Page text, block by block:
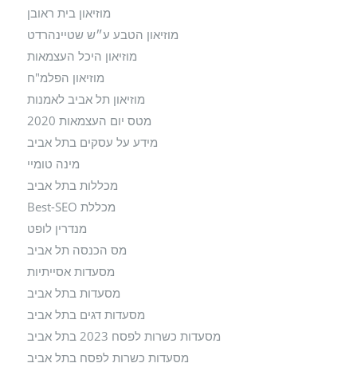
מוזיאון בית ראובן
מוזיאון הטבע ע״ש שטיינהרדט
מוזיאון היכל העצמאות
מוזיאון הפלמ"ח
מוזיאון תל אביב לאמנות
מטס יום העצמאות 2020
מידע על עסקים בתל אביב
מינה טומיי
מכללות בתל אביב
מכללת Best-SEO
מנדרין לופט
מס הכנסה תל אביב
מסעדות אסייתיות
מסעדות בתל אביב
מסעדות דגים בתל אביב
מסעדות כשרות לפסח 2023 בתל אביב
מסעדות כשרות לפסח בתל אביב